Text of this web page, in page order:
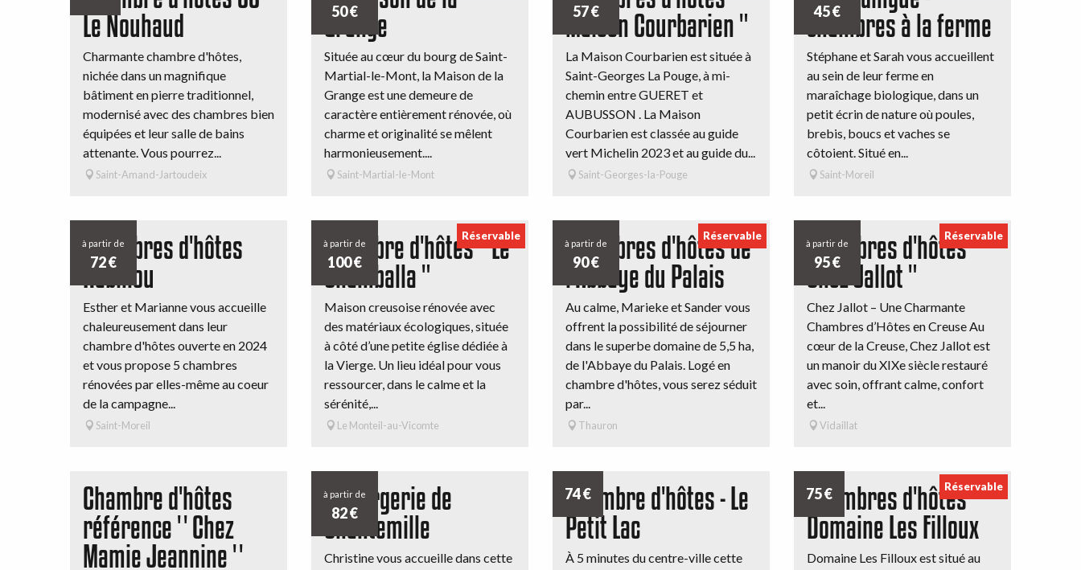
Le Nouhaud
Charmante chambre d'hôtes,
nichée dans un magnifique
bâtiment en pierre traditionnel,
modernisé avec des chambres bien
équipées et leur salle de bains
attenante. Vous pourrez...
Saint-Amand-Jartoudeix
50€
Grange
Située au cœur du bourg de Saint-
Martial-le-Mont, la Maison de la
Grange est une demeure de
caractère entièrement rénovée, où
charme et originalité se mêlent
harmonieusement....
Saint-Martial-le-Mont
57€
Maison Courbarien "
La Maison Courbarien est située à
Saint-Georges La Pouge, à mi-
chemin entre GUERET et
AUBUSSON . La Maison
Courbarien est classée au guide
vert Michelin 2023 et au guide du...
Saint-Georges-la-Pouge
45€
chambres à la ferme
Stéphane et Sarah vous accueillent
au sein de leur ferme en
maraîchage biologique, dans un
petit écrin de nature où poules,
brebis, boucs et vaches se
côtoient. Situé en...
Saint-Moreil
à partir de
72€
Chambres d'hôtes
Rabillou
Esther et Marianne vous accueille
chaleureusement dans leur
chambre d'hôtes ouverte en 2024
et vous propose 5 chambres
rénovées par elles-même au coeur
de la campagne...
Saint-Moreil
à partir de
100€
Chambre d'hôtes " Le
Shamballa "
Maison creusoise rénovée avec
des matériaux écologiques, située
à côté d’une petite église dédiée à
la Vierge. Un lieu idéal pour vous
ressourcer, dans le calme et la
sérénité,...
Le Monteil-au-Vicomte
Réservable
à partir de
90€
Chambres d'hôtes de
l'Abbaye du Palais
Au calme, Marieke et Sander vous
offrent la possibilité de séjourner
dans le superbe domaine de 5,5 ha,
de l'Abbaye du Palais. Logé en
chambre d'hôtes, vous serez séduit
par...
Thauron
Réservable
à partir de
95€
Chambres d'hôtes "
Chez Jallot "
Chez Jallot – Une Charmante
Chambres d’Hôtes en Creuse Au
cœur de la Creuse, Chez Jallot est
un manoir du XIXe siècle restauré
avec soin, offrant calme, confort
et...
Vidaillat
Réservable
Chambre d'hôtes
référence '' Chez
Mamie Jeannine ''
à partir de
82€
La Bergerie de
Chantemille
Christine vous accueille dans cette
74€
Chambre d'hôtes - Le
Petit Lac
À 5 minutes du centre-ville cette
75€
Chambres d'hôtes
Domaine Les Filloux
Domaine Les Filloux est situé au
Réservable